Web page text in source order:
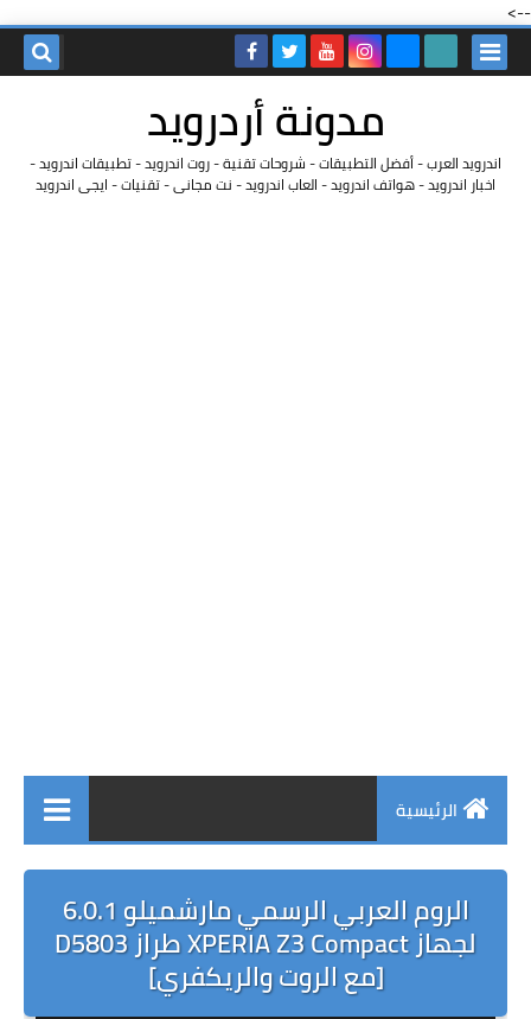
-->
مدونة أردرويد
اندرويد العرب - أفضل التطبيقات - شروحات تقنية - روت اندرويد - تطبيقات اندرويد -
اخبار اندرويد - هواتف اندرويد - العاب اندرويد - نت مجانى - تقنيات - ايجى اندرويد
الرئيسية
الروم العربي الرسمي مارشميلو 6.0.1
لجهاز XPERIA Z3 Compact طراز D5803
[مع الروت والريكفري]